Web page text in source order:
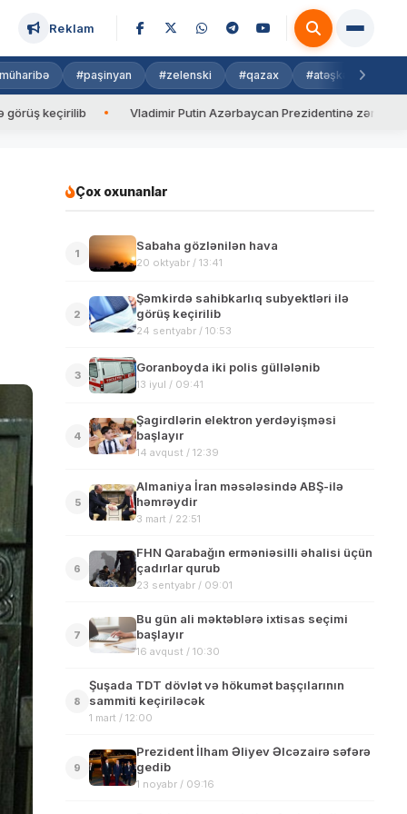
Reklam
#paşinyan #zelenski #qazax #atəşkəs
Vladimir Putin Azərbaycan Prezidentinə zəng edib
Çox oxunanlar
1
Sabaha gözlənilən hava
20 oktyabr / 13:41
2
Şəmkirdə sahibkarlıq subyektləri ilə
görüş keçirilib
24 sentyabr / 10:53
3
Goranboyda iki polis güllələnib
13 iyul / 09:41
4
Şagirdlərin elektron yerdəyişməsi
başlayır
14 avqust / 12:39
5
Almaniya İran məsələsində ABŞ-ilə
həmrəydir
3 mart / 22:51
6
FHN Qarabağın erməniəsilli əhalisi üçün
çadırlar qurub
23 sentyabr / 09:01
7
Bu gün ali məktəblərə ixtisas seçimi
başlayır
16 avqust / 10:30
8
Şuşada TDT dövlət və hökumət başçılarının
sammiti keçiriləcək
1 mart / 12:00
9
Prezident İlham Əliyev Əlcəzairə səfərə
gedib
1 noyabr / 09:16